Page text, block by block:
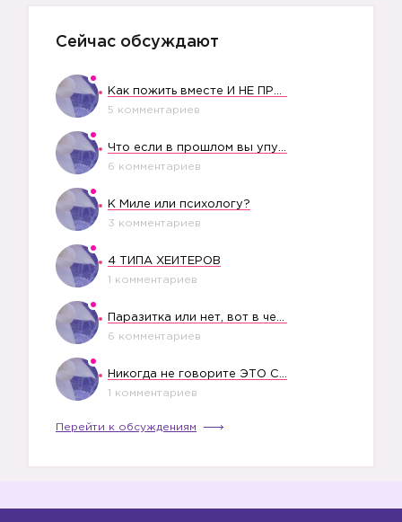
😉
Сейчас обсуждают
5 комментариев
6 комментариев
К Миле или психологу?
3 комментариев
4 ТИПА ХЕЙТЕРОВ
1 комментариев
6 комментариев
1 комментариев
Перейти к обсуждениям